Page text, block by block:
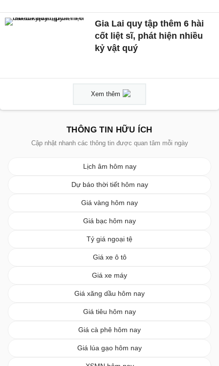
Gia Lai quy tập thêm 6 hài
cốt liệt sĩ, phát hiện nhiều
kỷ vật quý
Xem thêm
THÔNG TIN HỮU ÍCH
Cập nhật nhanh các thông tin được quan tâm mỗi ngày
Lịch âm hôm nay
Dự báo thời tiết hôm nay
Giá vàng hôm nay
Giá bạc hôm nay
Tỷ giá ngoại tệ
Giá xe ô tô
Giá xe máy
Giá xăng dầu hôm nay
Giá tiêu hôm nay
Giá cà phê hôm nay
Giá lúa gạo hôm nay